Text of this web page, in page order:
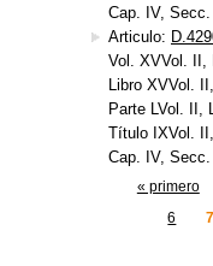
Cap. IV,
Articulo:
Vol. XVVol. II,
Libro XVVol.
Parte LVol. II,
Título IXVol.
Cap. IV,
« primero
6
7